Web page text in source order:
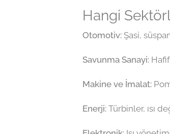
Hangi
Otomotiv: Şasi,
Savunma Sanayi:
Makine ve İmalat:
Enerji: Türbinler, ısı